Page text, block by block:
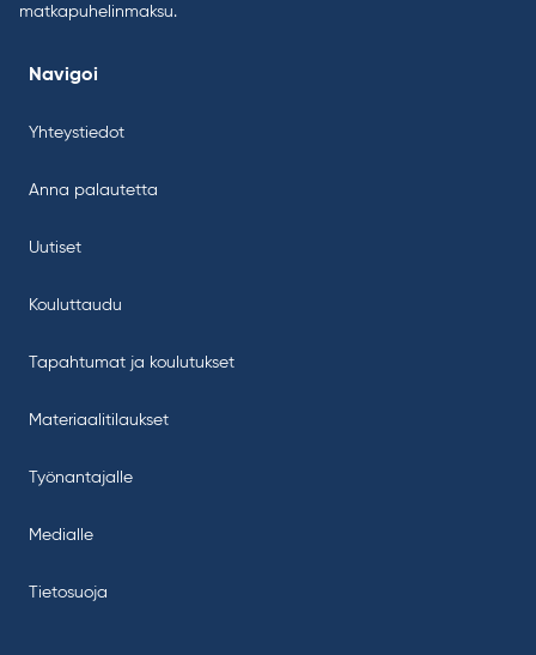
matkapuhelinmaksu.
Navigoi
Yhteystiedot
Anna palautetta
Uutiset
Kouluttaudu
Tapahtumat ja koulutukset
Materiaalitilaukset
Työnantajalle
Medialle
Tietosuoja